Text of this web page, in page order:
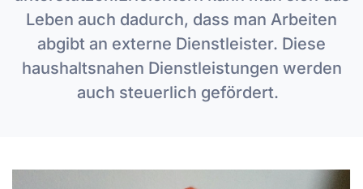
Leben auch dadurch, dass man Arbeiten
abgibt an externe Dienstleister. Diese
haushaltsnahen Dienstleistungen werden
auch steuerlich gefördert.